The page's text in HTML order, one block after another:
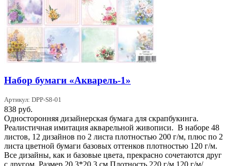
Набор бумаги «Акварель-1»
Артикул: DPP-S8-01
838 руб.
Односторонняя дизайнерская бумага для скрапбукинга.
Реалистичная имитация акварельной живописи. В наборе 48
листов, 12 дизайнов по 2 листа плотностью 200 г/м, плюс по 2
листа цветной бумаги базовых оттенков плотностью 120 г/м.
Все дизайны, как и базовые цвета, прекрасно сочетаются друг